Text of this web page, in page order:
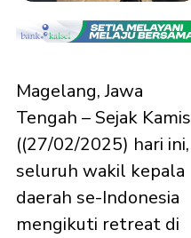
Magelang, Jawa
Tengah – Sejak Kamis
((27/02/2025) hari ini,
seluruh wakil kepala
daerah se-Indonesia
mengikuti retreat di